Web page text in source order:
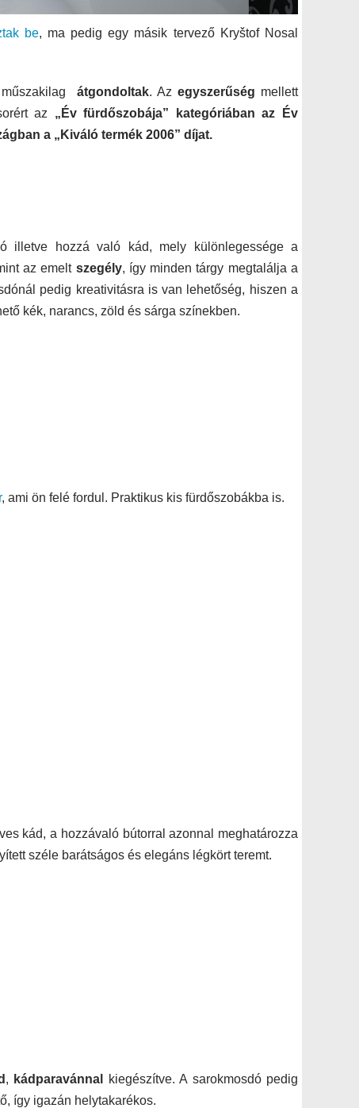
be, ma pedig egy másik tervező Kryštof Nosal
átgondoltak. Az egyszerűség mellett
az „Év fürdőszobája” kategóriában az Év
a „Kiváló termék 2006” díjat.
illetve hozzá való kád, mely különlegessége a
az emelt szegély, így minden tárgy megtalálja a
pedig kreativitásra is van lehetőség, hiszen a
kék, narancs, zöld és sárga színekben.
, ami ön felé fordul. Praktikus kis fürdőszobákba is.
kád, a hozzávaló bútorral azonnal meghatározza
széle barátságos és elegáns légkört teremt.
, kádparavánnal
kiegészítve. A sarokmosdó pedig
így igazán helytakarékos.